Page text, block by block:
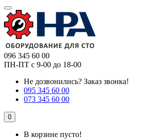
096 345 60 00
ПН-ПТ с 9-00 до 18-00
Не дозвонились? Заказ звонка!
095 345 60 00
073 345 60 00
0
В корзине пусто!